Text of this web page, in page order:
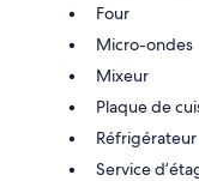
Four
Micro-ondes
Mixeur
Plaque de
Service